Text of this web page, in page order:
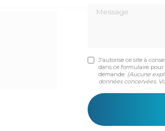
Message
J'autorise ce site à
dans ce formulaire
demande. (Aucune
données concervées.